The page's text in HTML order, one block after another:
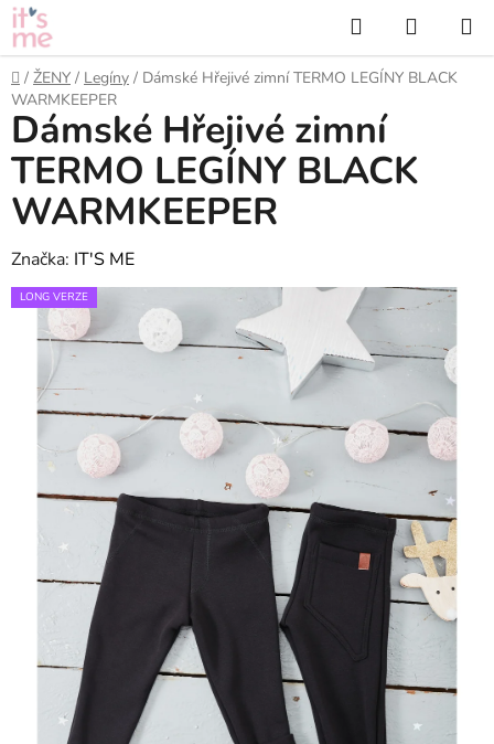
Přejít
na
obsah
Hledat
KOŠÍK
Domů
/ ŽENY / Legíny / Dámské Hřejivé zimní TERMO LEGÍNY BLACK
WARMKEEPER
Dámské Hřejivé zimní
TERMO LEGÍNY BLACK
WARMKEEPER
Značka: IT'S ME
LONG VERZE